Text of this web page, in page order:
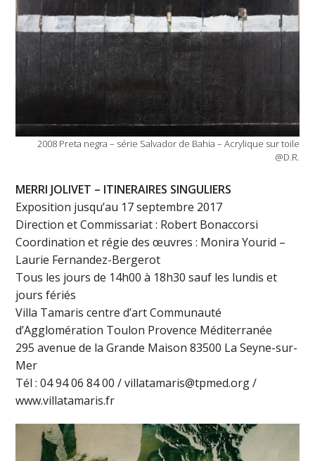
2008 Preta negra – série Salvador de Bahia – Acrylique sur toile
@D.R.
MERRI JOLIVET – ITINERAIRES SINGULIERS
Exposition jusqu’au 17 septembre 2017
Direction et Commissariat : Robert Bonaccorsi
Coordination et régie des œuvres : Monira Yourid –
Laurie Fernandez-Bergerot
Tous les jours de 14h00 à 18h30 sauf les lundis et
jours fériés
Villa Tamaris centre d’art Communauté
d’Agglomération Toulon Provence Méditerranée
295 avenue de la Grande Maison 83500 La Seyne-sur-
Mer
Tél : 04 94 06 84 00 / villatamaris@tpmed.org /
www.villatamaris.fr